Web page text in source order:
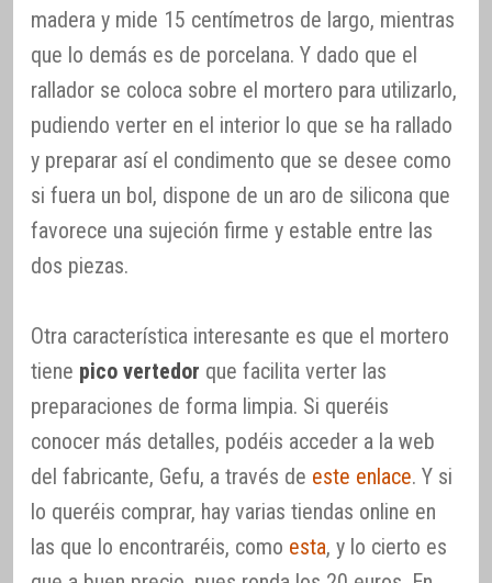
madera y mide 15 centímetros de largo, mientras
que lo demás es de porcelana. Y dado que el
rallador se coloca sobre el mortero para utilizarlo,
pudiendo verter en el interior lo que se ha rallado
y preparar así el condimento que se desee como
si fuera un bol, dispone de un aro de silicona que
favorece una sujeción firme y estable entre las
dos piezas.
Otra característica interesante es que el mortero
tiene pico vertedor que facilita verter las
preparaciones de forma limpia. Si queréis
conocer más detalles, podéis acceder a la web
del fabricante, Gefu, a través de este enlace. Y si
lo queréis comprar, hay varias tiendas online en
las que lo encontraréis, como esta, y lo cierto es